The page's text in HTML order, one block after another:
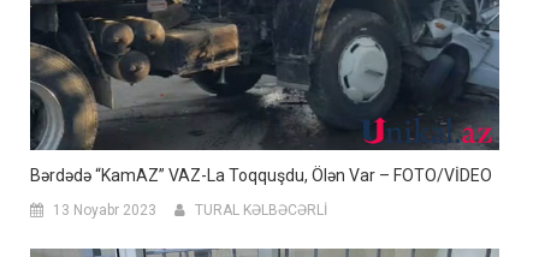
Bərdədə “KamAZ” VAZ-La Toqquşdu, Ölən Var – FOTO/VİDEO
13 Noyabr 2023 TURAL KƏLBƏCƏRLİ